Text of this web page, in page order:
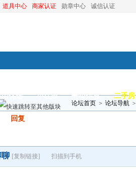
道具中心 商家认证 勋章中心 诚信认证
山优选 小红娘 分类信息 二手房
论坛首页 > 论坛导航 >
回复
聊 [复制链接] 扫描到手机